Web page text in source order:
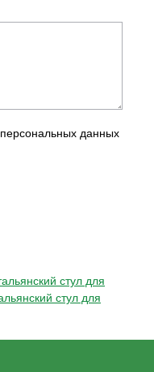
данных
стул для
стул для